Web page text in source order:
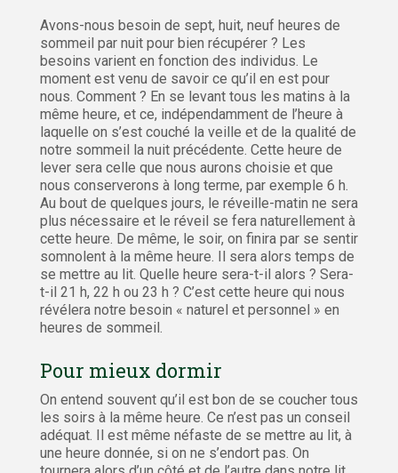
Avons-nous besoin de sept, huit, neuf heures de
sommeil par nuit pour bien récupérer ? Les
besoins varient en fonction des individus. Le
moment est venu de savoir ce qu’il en est pour
nous. Comment ? En se levant tous les matins à la
même heure, et ce, indépendamment de l’heure à
laquelle on s’est couché la veille et de la qualité de
notre sommeil la nuit précédente. Cette heure de
lever sera celle que nous aurons choisie et que
nous conserverons à long terme, par exemple 6 h.
Au bout de quelques jours, le réveille-matin ne sera
plus nécessaire et le réveil se fera naturellement à
cette heure. De même, le soir, on finira par se sentir
somnolent à la même heure. Il sera alors temps de
se mettre au lit. Quelle heure sera-t-il alors ? Sera-
t-il 21 h, 22 h ou 23 h ? C’est cette heure qui nous
révélera notre besoin « naturel et personnel » en
heures de sommeil.
Pour mieux dormir
On entend souvent qu’il est bon de se coucher tous
les soirs à la même heure. Ce n’est pas un conseil
adéquat. Il est même néfaste de se mettre au lit, à
une heure donnée, si on ne s’endort pas. On